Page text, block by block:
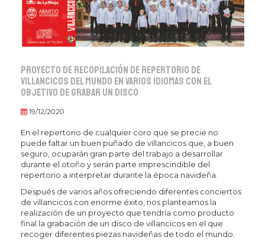
Proyecto de recopilación de repertorio de
villancicos del mundo en varios idiomas con el
objetivo de grabar un disco
19/12/2020
En el repertorio de cualquier coro que se precie no
puede faltar un buen puñado de villancicos que, a buen
seguro, ocuparán gran parte del trabajo a desarrollar
durante el otoño y serán parte imprescindible del
repertorio a interpretar durante la época navideña.
Después de varios años ofreciendo diferentes conciertos
de villancicos con enorme éxito, nos planteamos la
realización de un proyecto que tendría como producto
final la grabación de un disco de villancicos en el que
recoger diferentes piezas navideñas de todo el mundo.